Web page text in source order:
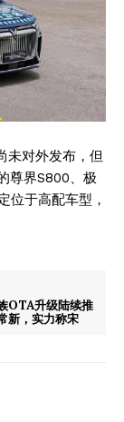
未对外发布，但
尊界S800、极
位于高配车型，
OTA升级陆续推
新，实力称宋